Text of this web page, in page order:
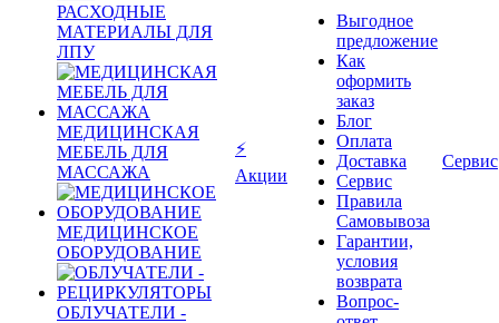
РАСХОДНЫЕ
МАТЕРИАЛЫ ДЛЯ
ЛПУ
МЕДИЦИНСКАЯ
МЕБЕЛЬ ДЛЯ
МАССАЖА
МЕДИЦИНСКОЕ
ОБОРУДОВАНИЕ
ОБЛУЧАТЕЛИ -
⚡
Акции
Выгодное
предложение
Как
оформить
заказ
Блог
Оплата
Доставка
Сервис
Правила
Самовывоза
Гарантии,
условия
возврата
Вопрос-
Сервис